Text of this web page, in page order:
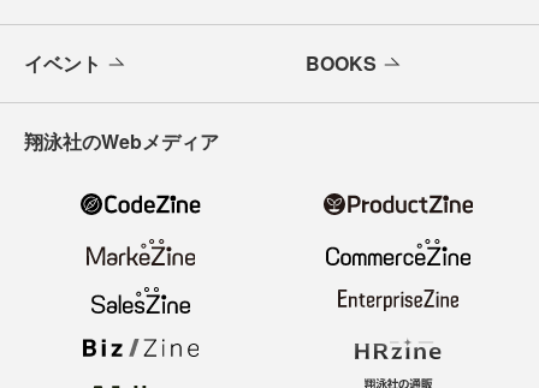
イベント BOOKS
翔泳社のWebメディア